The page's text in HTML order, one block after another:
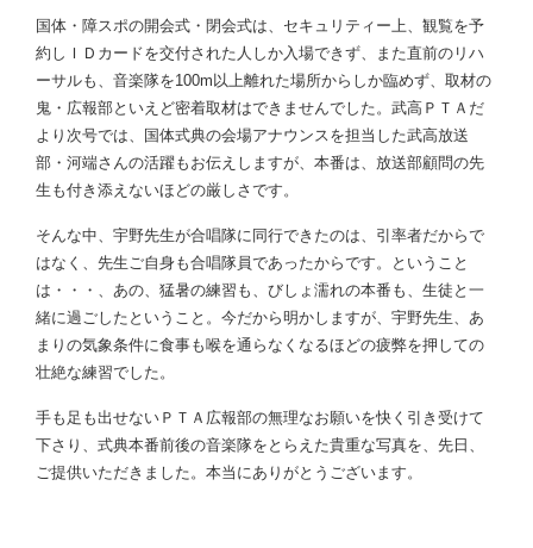
国体・障スポの開会式・閉会式は、セキュリティー上、観覧を予
約しＩＤカードを交付された人しか入場できず、また直前のリハ
ーサルも、音楽隊を100m 以上離れた場所からしか臨めず、取材の
鬼・広報部といえど密着取材はできませんでした。武高ＰＴＡだ
より次号では、国体式典の会場アナウンスを担当した武高放送
部・河端さんの活躍もお伝えしますが、本番は、放送部顧問の先
生も付き添えないほどの厳しさです。
そんな中、宇野先生が合唱隊に同行できたのは、引率者だからで
はなく、先生ご自身も合唱隊員であったからです。ということ
は・・・、あの、猛暑の練習も、びしょ濡れの本番も、生徒と一
緒に過ごしたということ。今だから明かしますが、宇野先生、あ
まりの気象条件に食事も喉を通らなくなるほどの疲弊を押しての
壮絶な練習でした。
手も足も出せないＰＴＡ広報部の無理なお願いを快く引き受けて
下さり、式典本番前後の音楽隊をとらえた貴重な写真を、先日、
ご提供いただきました。本当にありがとうございます。